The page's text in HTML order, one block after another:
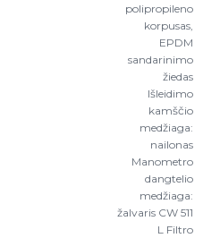
polipropileno
korpusas,
EPDM
sandarinimo
žiedas
Išleidimo
kamščio
medžiaga:
nailonas
Manometro
dangtelio
medžiaga:
žalvaris CW 511
L Filtro